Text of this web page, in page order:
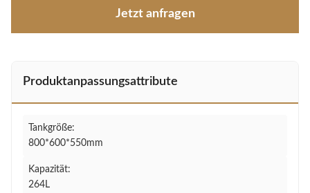
Jetzt anfragen
Produktanpassungsattribute
Tankgröße:
800*600*550mm
Kapazität:
264L